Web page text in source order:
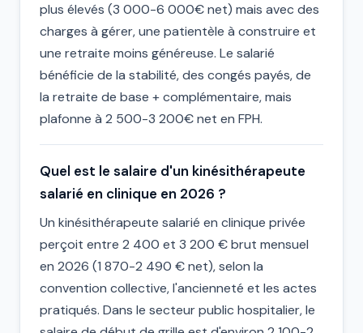
plus élevés (3 000-6 000€ net) mais avec des
charges à gérer, une patientèle à construire et
une retraite moins généreuse. Le salarié
bénéficie de la stabilité, des congés payés, de
la retraite de base + complémentaire, mais
plafonne à 2 500-3 200€ net en FPH.
Quel est le salaire d'un kinésithérapeute
salarié en clinique en 2026 ?
Un kinésithérapeute salarié en clinique privée
perçoit entre 2 400 et 3 200 € brut mensuel
en 2026 (1 870-2 490 € net), selon la
convention collective, l'ancienneté et les actes
pratiqués. Dans le secteur public hospitalier, le